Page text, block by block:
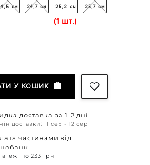
см 24,7 см 25,2 см
(1 шт.)
25,7 см
У КОШИК
доставка за 1-2 дні
доставки: 11 сер - 12 сер
частинами від
по 233 грн